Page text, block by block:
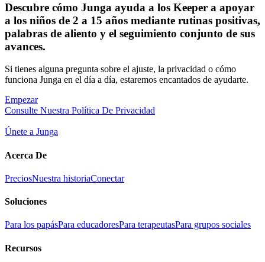
Descubre cómo Junga ayuda a los Keeper a apoyar
a los niños de 2 a 15 años mediante rutinas positivas,
palabras de aliento y el seguimiento conjunto de sus
avances.
Si tienes alguna pregunta sobre el ajuste, la privacidad o cómo
funciona Junga en el día a día, estaremos encantados de ayudarte.
Empezar
Consulte Nuestra Política De Privacidad
Únete a Junga
Acerca De
PreciosNuestra historiaConectar
Soluciones
Para los papásPara educadoresPara terapeutasPara grupos sociales
Recursos